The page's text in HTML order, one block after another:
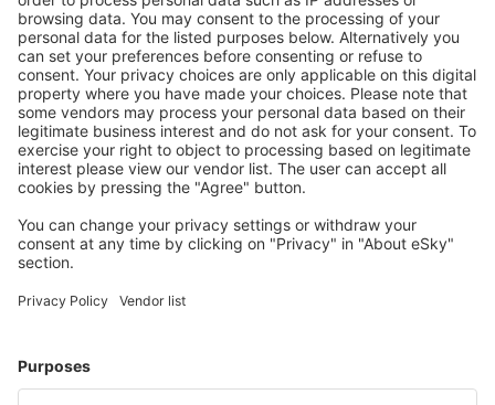
Economiseşte mai mult
Prețuri atractive și oferte speciale pentru utilizatorii
conectați.
Cazarea preferată
Alege din peste 1,3 mil. de opţiuni: hoteluri, cabane,
Cele mai căutate cazări de către utilizatorii eSky
Cazare în Alamein